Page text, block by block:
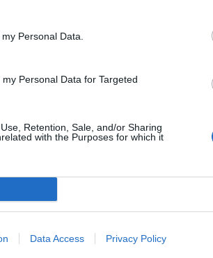
Personal Data.
Personal Data for Targeted
Retention, Sale, and/or Sharing
with the Purposes for which it
Data Access Privacy Policy
Γάλλων του Παναθηναϊκού με τέσσερις
στη Μύκονο (pic)